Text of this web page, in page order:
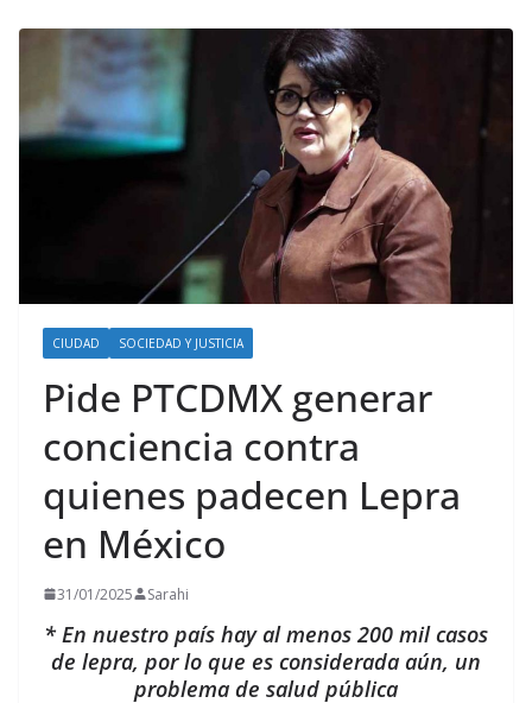
CIUDAD SOCIEDAD Y JUSTICIA
Pide PTCDMX generar
conciencia contra
quienes padecen Lepra
en México
31/01/2025 Sarahi
* En nuestro país hay al menos 200 mil casos
de lepra, por lo que es considerada aún, un
problema de salud pública